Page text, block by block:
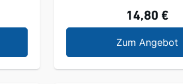
14,80 €
Zum Angebot